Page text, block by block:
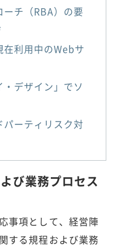
チ（RBA）の要
利用中のWebサ
・デザイン」でソ
ーティリスク対
び業務プロセス
事項として、経営陣
する規程および業務